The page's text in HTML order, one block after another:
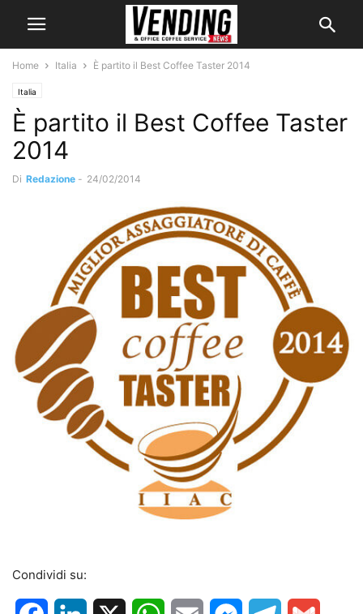
Home Italia È partito il Best Coffee Taster 2014
Italia
È partito il Best Coffee Taster
2014
Di Redazione - 24/02/2014
Condividi su: